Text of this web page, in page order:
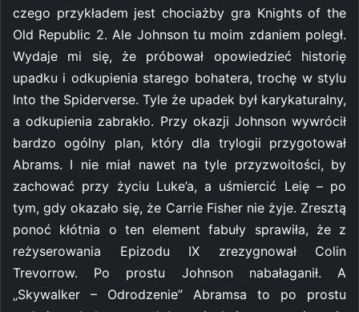
czego przykładem jest chociażby gra Knights of the
Old Republic 2. Ale Johnson tu moim zdaniem poległ.
Wydaje mi się, że próbował opowiedzieć historię
upadku i odkupienia starego bohatera, trochę w stylu
Into the Spiderverse. Tyle że upadek był karykaturalny,
a odkupienia zabrakło. Przy okazji Johnson wywrócił
bardzo ogólny plan, który dla trylogii przygotował
Abrams. I nie miał nawet na tyle przyzwoitości, by
zachować przy życiu Luke’a, a uśmiercić Leię – po
tym, gdy okazało się, że Carrie Fisher nie żyje. Zresztą
ponoć kłótnia o ten element fabuły sprawiła, że z
reżyserowania Epizodu IX zrezygnował Colin
Trevorrow. Po prostu Johnson nabałaganił. A
„Skywalker – Odrodzenie” Abramsa to po prostu